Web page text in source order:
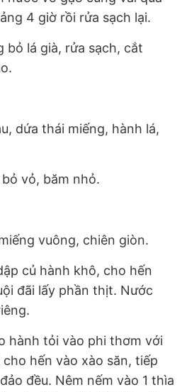
4 giờ rồi rửa sạch lại.
bỏ lá già, rửa sạch, cắt
dứa thái miếng, hành lá,
vỏ, băm nhỏ.
vuông, chiên giòn.
củ hành khô, cho hến
đãi lấy phần thịt. Nước
hành tỏi vào phi thơm với
cho hến vào xào săn, tiếp
đều. Nêm nếm vào 1 thìa